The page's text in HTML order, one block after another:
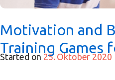
Motivation and
Training Games
Started on 25. Oktober 2020